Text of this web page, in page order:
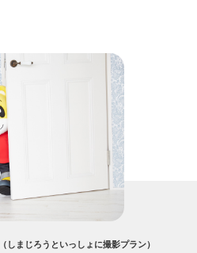
しまじろうといっしょに撮影プラン）